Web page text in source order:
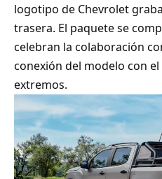
logotipo de Chevrolet
trasera. El paquete se
celebran la colaboración
conexión del modelo con
extremos.